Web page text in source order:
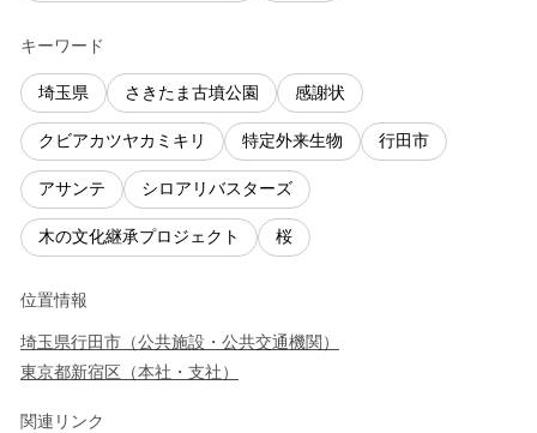
キーワード
埼玉県 さきたま古墳公園 感謝状
クビアカツヤカミキリ 特定外来生物 行田市
アサンテ シロアリバスターズ
木の文化継承プロジェクト 桜
位置情報
埼玉県行田市 （公共施設・公共交通機関 ）
東京都新宿区 （本社・支社 ）
関連リンク